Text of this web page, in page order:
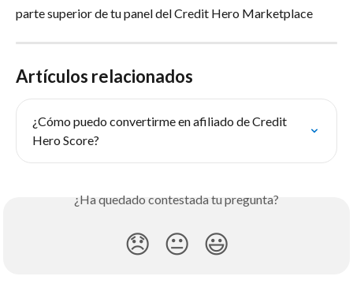
parte superior de tu panel del Credit Hero Marketplace
Artículos relacionados
¿Cómo puedo convertirme en afiliado de Credit
Hero Score?
¿Ha quedado contestada tu pregunta?
😞 😐 😃